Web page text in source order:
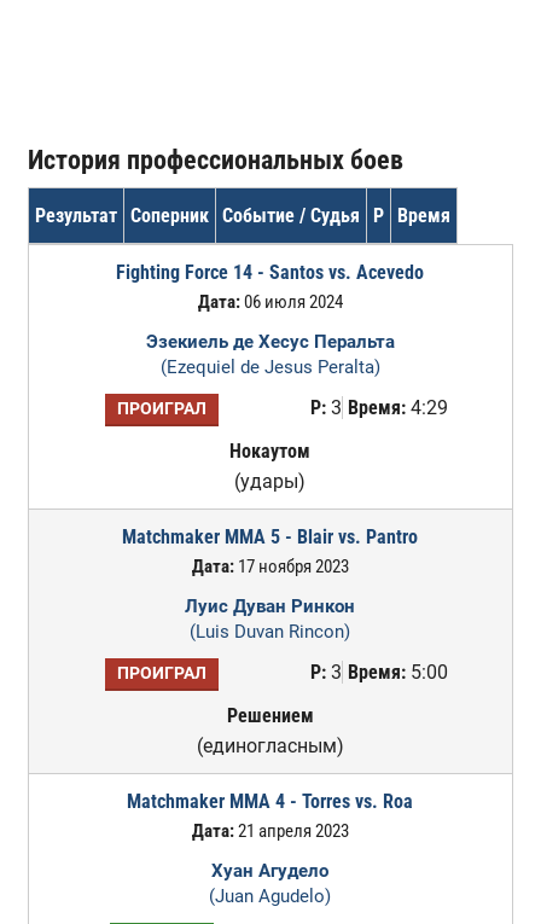
История профессиональных боев
Результат Соперник Событие / Судья Р Время
Fighting Force 14 - Santos vs. Acevedo
Дата:06 июля 2024
Эзекиель де Хесус Перальта
(Ezequiel de Jesus Peralta)
ПРОИГРАЛ Р:3 Время:4:29
Нокаутом
(удары)
Matchmaker MMA 5 - Blair vs. Pantro
Дата:17 ноября 2023
Луис Дуван Ринкон
(Luis Duvan Rincon)
ПРОИГРАЛ Р:3 Время:5:00
Решением
(единогласным)
Matchmaker MMA 4 - Torres vs. Roa
Дата:21 апреля 2023
Хуан Агудело
(Juan Agudelo)